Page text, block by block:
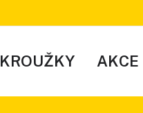
KROUŽKY AKCE